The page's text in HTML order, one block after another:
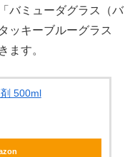
バミューダグラス（バ
ッキーブルーグラス
ます。
500ml